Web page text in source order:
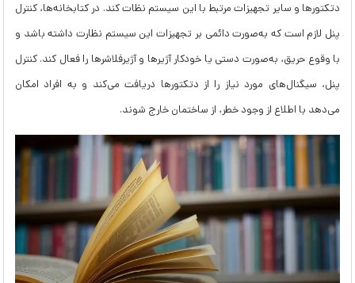
دتکتورها و سایر تجهیزات مرتبط با این سیستم نظات کند. در کتابخانه‌ها، کنترل
پنل لازم است که به‌صورت دائمی بر تجهیزات این سیستم نظارت داشته باشد و
با وقوع حریق، به‌صورت دستی یا خودکار آژیرها و آژیرفلاشرها را فعال کند. کنترل
پنل، سیگنال‌های مورد نیاز را از دتکتورها دریافت می‌کند و به افراد امکان
می‌دهد با اطلاع از وجود خطر، از ساختمان خارج شوند.